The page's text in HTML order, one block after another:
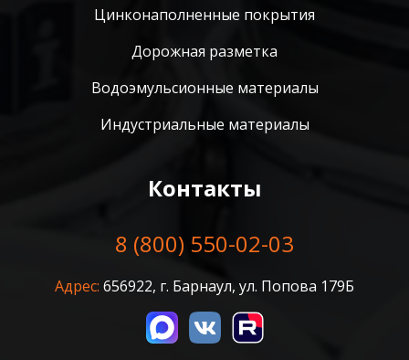
Цинконаполненные покрытия
Дорожная разметка
Водоэмульсионные материалы
Индустриальные материалы
Контакты
8 (800) 550-02-03
Адрес: 656922, г. Барнаул, ул. Попова 179Б